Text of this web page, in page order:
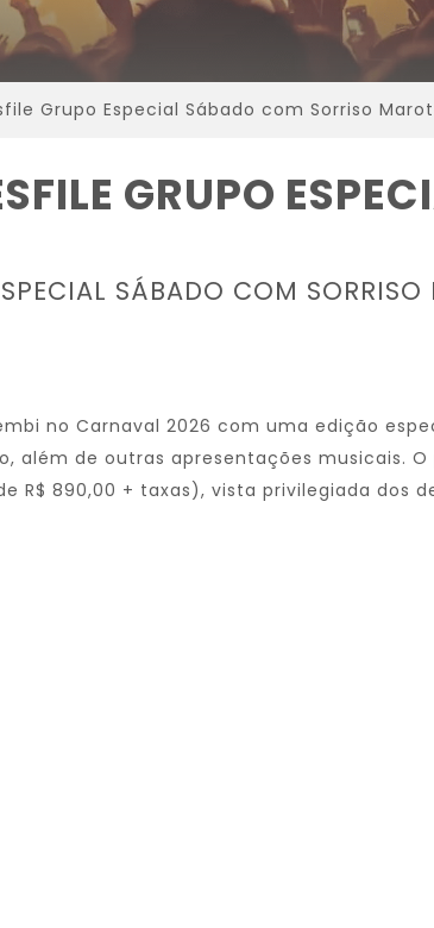
Grupo Especial Sábado com Sorriso
GRUPO
SÁBADO COM
no Carnaval 2026 com uma edição
além de outras apresentações musicais.
R$ 890,00 + taxas), vista privilegiada dos